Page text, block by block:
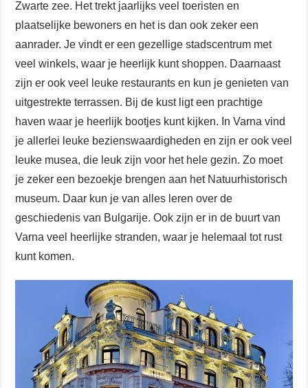
Zwarte zee. Het trekt jaarlijks veel toeristen en
plaatselijke bewoners en het is dan ook zeker een
aanrader. Je vindt er een gezellige stadscentrum met
veel winkels, waar je heerlijk kunt shoppen. Daarnaast
zijn er ook veel leuke restaurants en kun je genieten van
uitgestrekte terrassen. Bij de kust ligt een prachtige
haven waar je heerlijk bootjes kunt kijken. In Varna vind
je allerlei leuke bezienswaardigheden en zijn er ook veel
leuke musea, die leuk zijn voor het hele gezin. Zo moet
je zeker een bezoekje brengen aan het Natuurhistorisch
museum. Daar kun je van alles leren over de
geschiedenis van Bulgarije. Ook zijn er in de buurt van
Varna veel heerlijke stranden, waar je helemaal tot rust
kunt komen.